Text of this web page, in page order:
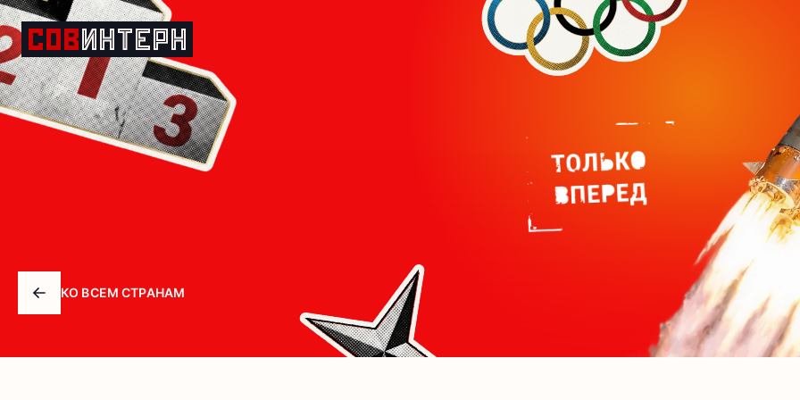
Мозамбик
Arrow left
КО ВСЕМ СТРАНАМ